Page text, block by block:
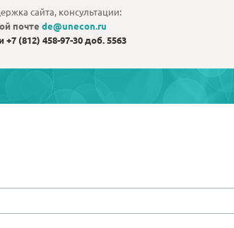
сайта, консультации:
почте de@unecon.ru
+7 (812) 458-97-30 доб. 5563